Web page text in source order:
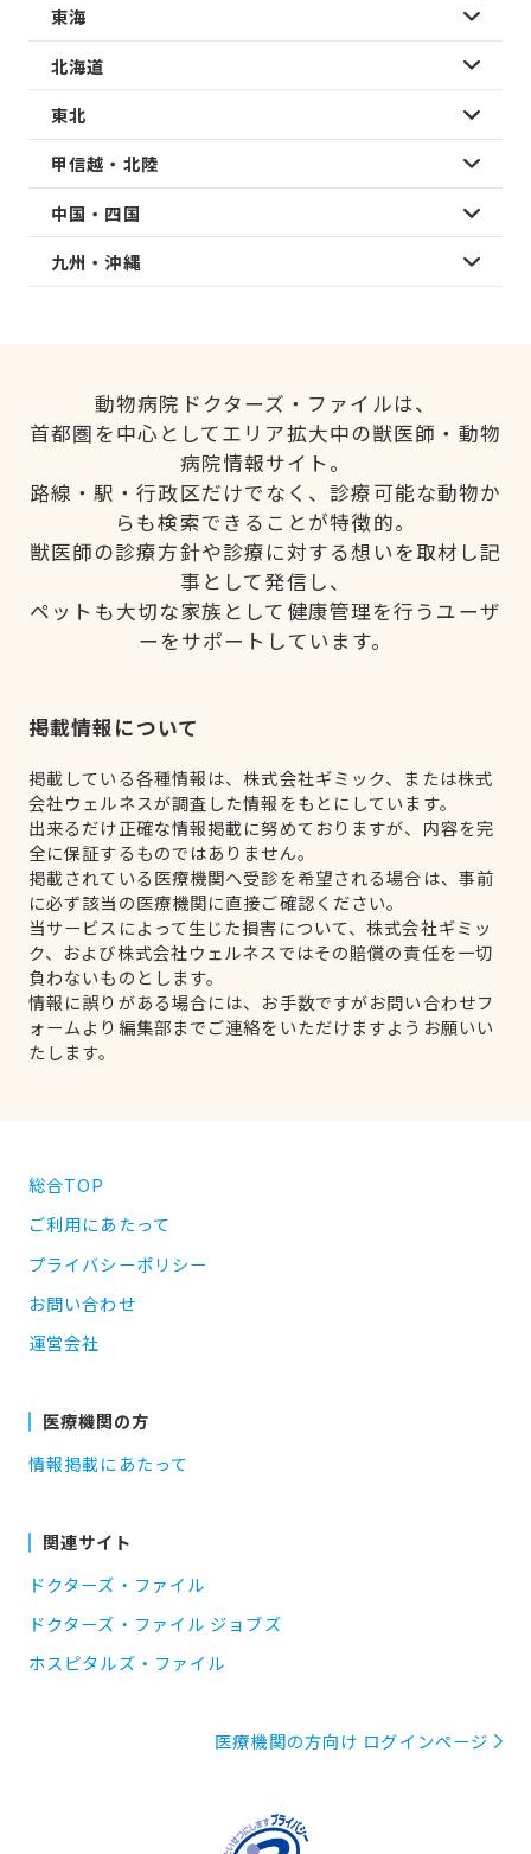
東海
北海道
東北
甲信越・北陸
中国・四国
九州・沖縄
動物病院ドクターズ・ファイルは、
首都圏を中心としてエリア拡大中の獣医師・動物
病院情報サイト。
路線・駅・行政区だけでなく、診療可能な動物か
らも検索できることが特徴的。
獣医師の診療方針や診療に対する想いを取材し記
事として発信し、
ペットも大切な家族として健康管理を行うユーザ
ーをサポートしています。
掲載情報について
掲載している各種情報は、株式会社ギミック、または株式
会社ウェルネスが調査した情報をもとにしています。
出来るだけ正確な情報掲載に努めておりますが、内容を完
全に保証するものではありません。
掲載されている医療機関へ受診を希望される場合は、事前
に必ず該当の医療機関に直接ご確認ください。
当サービスによって生じた損害について、株式会社ギミッ
ク、および株式会社ウェルネスではその賠償の責任を一切
負わないものとします。
情報に誤りがある場合には、お手数ですがお問い合わせフ
ォームより編集部までご連絡をいただけますようお願いい
たします。
総合TOP
ご利用にあたって
プライバシーポリシー
お問い合わせ
運営会社
医療機関の方
情報掲載にあたって
関連サイト
ドクターズ・ファイル
ドクターズ・ファイル ジョブズ
ホスピタルズ・ファイル
医療機関の方向け ログインページ